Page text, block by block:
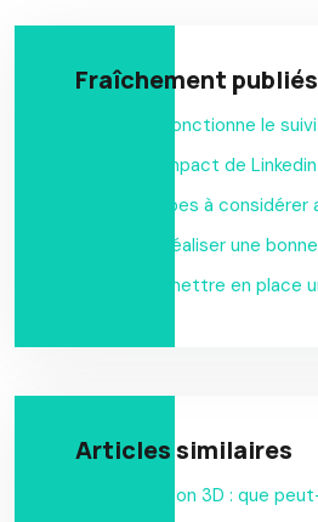
Fraîchement publiés
Comment fonctionne le
Quel est l’impact de
B2C : 5 étapes à
Comment réaliser une
Comment mettre en place
Articles similaires
Bio impression 3D : que